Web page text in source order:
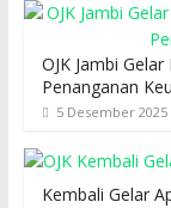
OJK Jambi
Penanganan
5 Desember 2025
Kembali Gelar